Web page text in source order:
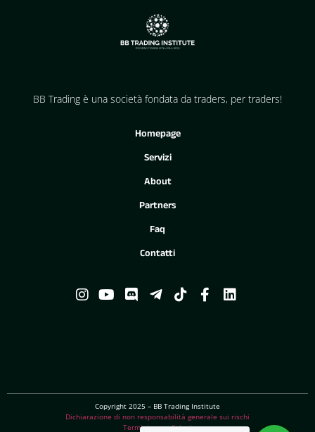
BB Trading è una società fondata da traders, per traders!
Homepage
Servizi
About
Partners
Faq
Contatti
Copyright 2025 – BB Trading Institute
Dichiarazione di non responsabilità generale sui rischi
Termini e condizioni